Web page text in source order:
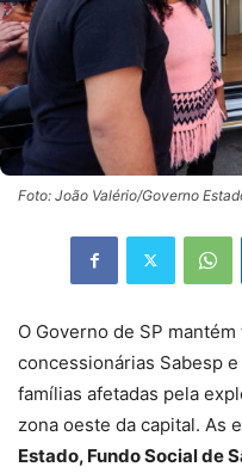
Foto: João Valério/Governo
O Governo de SP
concessionárias Sabesp
famílias afetadas pela
zona oeste da capital. As
Estado, Fundo Social de